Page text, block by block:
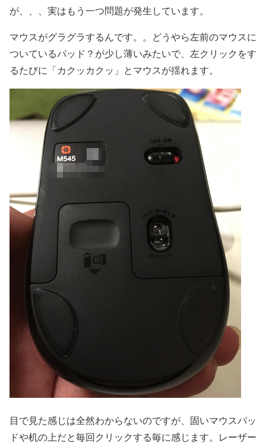
が、、、実はもう一つ問題が発生しています。
マウスがグラグラするんです。。どうやら左前のマウスに
ついているパッド？が少し薄いみたいで、左クリックをす
るたびに「カクッカクッ」とマウスが揺れます。
目で見た感じは全然わからないのですが、固いマウスパッ
ドや机の上だと毎回クリックする毎に感じます。レーザー